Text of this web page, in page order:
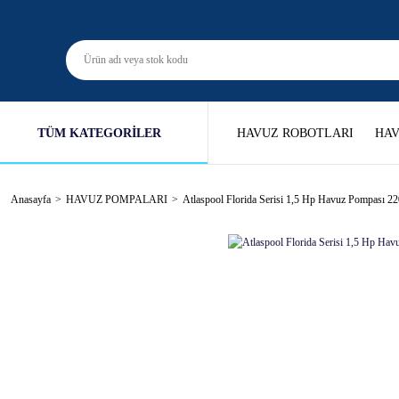
TÜM KATEGORİLER HAVUZ ROBOTLARI
Anasayfa HAVUZ POMPALARI Atlaspool Florida Serisi 1,5 Hp Havuz Pompası